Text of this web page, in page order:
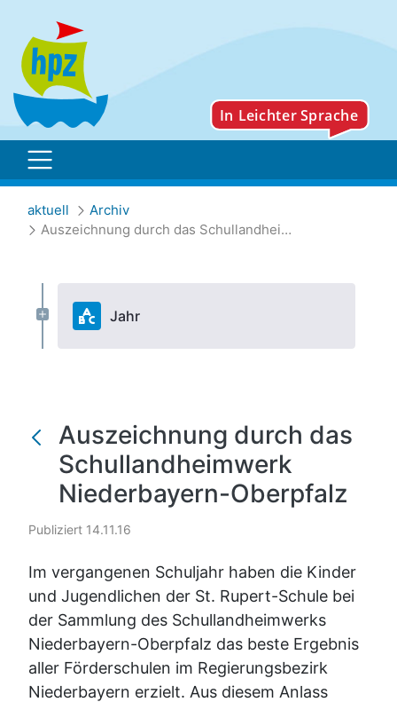
Auszeichnung durch
aktuell
Archiv
Auszeichnung durch das Schullandheimwerk Niederbayern-Oberpfalz
Jahr
Auszeichnung durch das
Schullandheimwerk
Niederbayern-Oberpfalz
Publiziert 14.11.16
Im vergangenen Schuljahr haben die Kinder
und Jugendlichen der St. Rupert-Schule bei
der Sammlung des Schullandheimwerks
Niederbayern-Oberpfalz das beste Ergebnis
aller Förderschulen im Regierungsbezirk
Niederbayern erzielt. Aus diesem Anlass